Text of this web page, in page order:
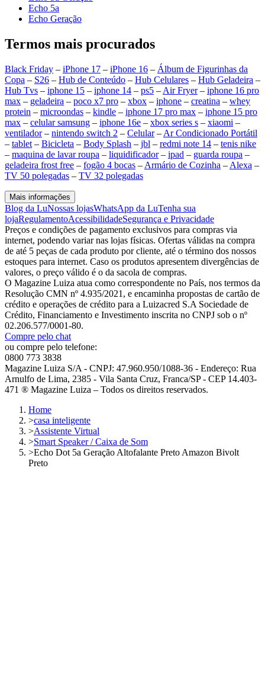
Echo 5a
Echo Geração
Termos mais procurados
Black Friday – iPhone 17 – iPhone 16 – Álbum de Figurinhas da
Copa – S26 – Hub de Conteúdo – Hub Celulares – Hub Geladeira –
Hub Tvs – iphone 15 – iphone 14 – ps5 – Air Fryer– iphone 16 pro
max – geladeira – poco x7 pro – xbox – iphone – creatina – whey
protein – microondas – kindle – iphone 17 pro max – iphone 15 pro
max – celular samsung – iphone 16e – xbox series s – xiaomi –
ventilador– nintendo switch 2 – Celular– Ar Condicionado Portátil
– tablet – Bicicleta – Body Splash – jbl – redmi note 14 – tenis nike
– maquina de lavar roupa – liquidificador– ipad – guarda roupa –
geladeira frost free – fogão 4 bocas – Armário de Cozinha – Alexa –
TV 50 polegadas – TV 32 polegadas
Mais informações
Blog da LuNossas lojasWhatsApp da LuTenha sua
lojaRegulamentoAcessibilidadeSegurança e Privacidade
Preços e condições de pagamento exclusivos para compras via
internet, podendo variar nas lojas físicas. Ofertas válidas na compra
de até 5 peças de cada produto por cliente, até o término dos nossos
estoques para internet. Caso os produtos apresentem divergências de
valores, o preço válido é o da sacola de compras.
O Magazine Luiza atua como correspondente no País, nos termos da
Resolução CMN nº 4.935/2021, e encaminha propostas de cartão de
crédito e operações de crédito para a Luizacred S.A Sociedade de
Crédito, Financiamento e Investimento inscrita no CNPJ sob o nº
02.206.577/0001-80.
Compre pelo chat
ou compre pelo telefone:
0800 773 3838
Magazine Luiza S/A - CNPJ: 47.960.950/1088-36 - Endereço: Rua
Arnulfo de Lima, 2385 - Vila Santa Cruz, Franca/SP - CEP 14.403-
471 ® Magazine Luiza – Todos os direitos reservados.
Home
>casa inteligente
>Assistente Virtual
>Smart Speaker / Caixa de Som
>Echo Dot 5a Geração Altofalante Preto Amazon Bivolt
Preto